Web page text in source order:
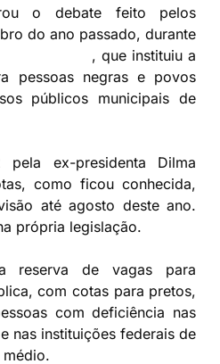
o debate feito pelos
do ano passado, durante
, que instituiu a
pessoas negras e povos
públicos municipais de
pela ex-presidenta Dilma
como ficou conhecida,
até agosto deste ano.
própria legislação.
reserva de vagas para
com cotas para pretos,
com deficiência nas
nas instituições federais de